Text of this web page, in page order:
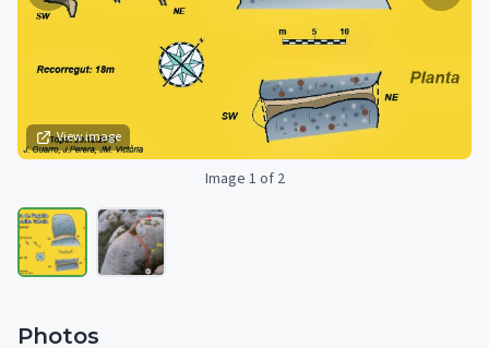
View image
Image 1 of 2
Photos